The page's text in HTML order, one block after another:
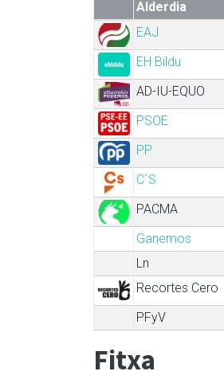
Alderdia
EAJ
EH Bildu
AD-IU-EQUO
PSOE
PP
C´S
PACMA
Ganemos
Ln
Recortes Cero
PFyV
Fitxa